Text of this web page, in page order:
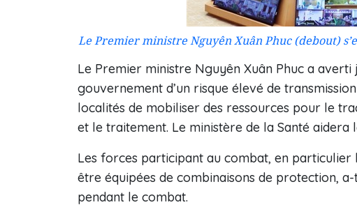
Le Premier ministre Nguyên Xuân Phuc (debout)
Le Premier ministre Nguyên Xuân Phuc a averti
gouvernement d’un risque élevé de
localités de mobiliser des ressources pour le
et le traitement. Le ministère de la Santé aidera
Les forces participant au combat, en particulier
être équipées de combinaisons de protection,
pendant le combat.